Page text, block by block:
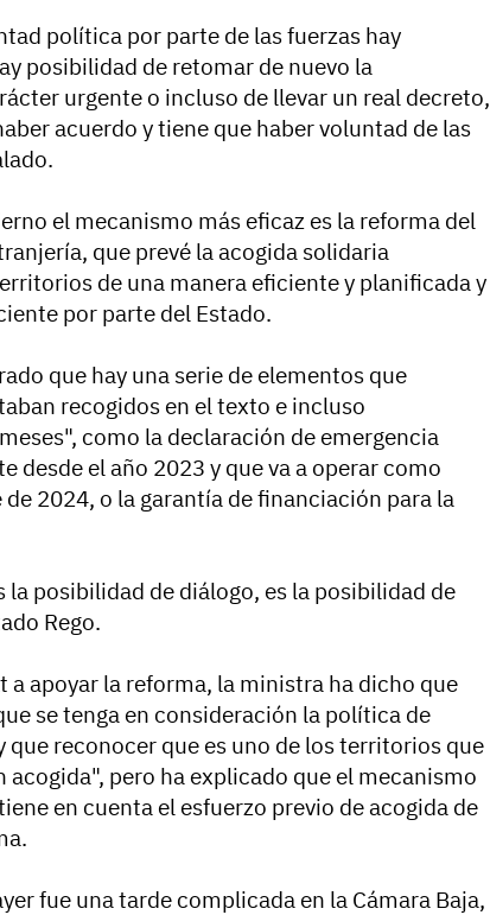
política por parte de las fuerzas hay
posibilidad de retomar de nuevo la
urgente o incluso de llevar un real decreto,
acuerdo y tiene que haber voluntad de las
el mecanismo más eficaz es la reforma del
que prevé la acogida solidaria
de una manera eficiente y planificada y
por parte del Estado.
que hay una serie de elementos que
recogidos en el texto e incluso
como la declaración de emergencia
desde el año 2023 y que va a operar como
2024, o la garantía de financiación para la
la posibilidad de diálogo, es la posibilidad de
Rego.
a apoyar la reforma, la ministra ha dicho que
se tenga en consideración la política de
que reconocer que es uno de los territorios que
acogida", pero ha explicado que el mecanismo
en cuenta el esfuerzo previo de acogida de
fue una tarde complicada en la Cámara Baja,